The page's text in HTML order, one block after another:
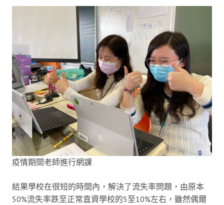
疫情期間老師進行網課
結果學校在很短的時間內，解決了流失率問題，由原本
50%流失率跌至正常直資學校的5至10%左右，雖然偶爾